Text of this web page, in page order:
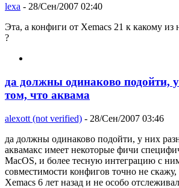
lexa - 28/Сен/2007 02:40
Эта, а конфиги от Xemacs 21 к какому
?
да должны одинаково подойти,
том, что аквама
alexott (not verified) - 28/Сен/2007 03:46
да должны одинаково подойти, у них
аквамакс имеет некоторые фичи
MacOS, и более тесную интеграцию с
совместимости конфигов точно не скажу,
Xemacs 6 лет назад и не особо